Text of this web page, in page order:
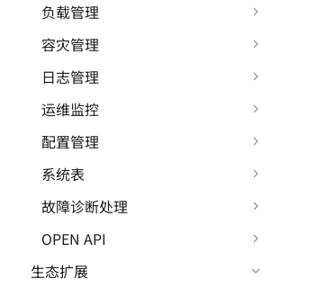
负载管理
容灾管理
日志管理
运维监控
配置管理
系统表
故障诊断处理
OPEN API
生态扩展